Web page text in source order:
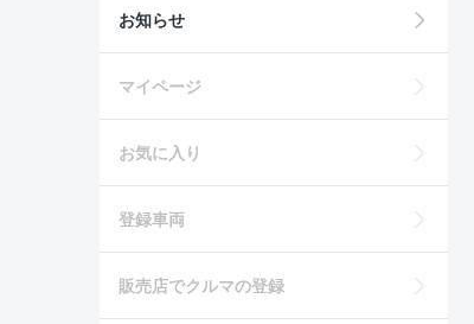
お知らせ
マイページ
お気に入り
登録車両
販売店でクルマの登録